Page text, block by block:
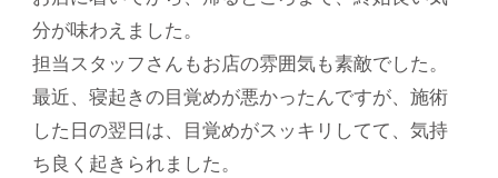
分が味わえました。
担当スタッフさんもお店の雰囲気も素敵でした。
最近、寝起きの目覚めが悪かったんですが、施術
した日の翌日は、目覚めがスッキリしてて、気持
ち良く起きられました。